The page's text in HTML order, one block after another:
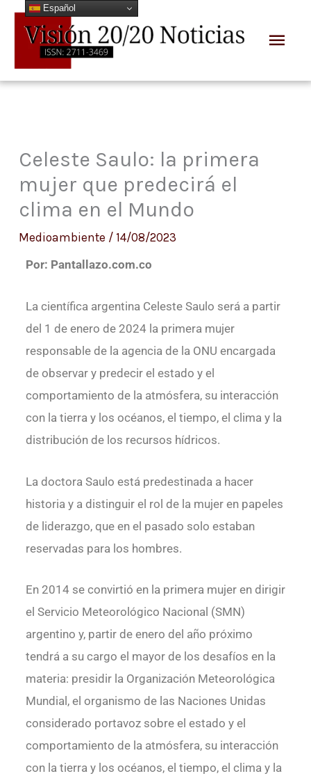
contenido
Celeste Saulo: la primera
mujer que predecirá el
clima en el Mundo
Medioambiente / 14/08/2023
Por: Pantallazo.com.co
La científica argentina Celeste Saulo será a partir
del 1 de enero de 2024 la primera mujer
responsable de la agencia de la ONU encargada
de observar y predecir el estado y el
comportamiento de la atmósfera, su interacción
con la tierra y los océanos, el tiempo, el clima y la
distribución de los recursos hídricos.
La doctora Saulo está predestinada a hacer
historia y a distinguir el rol de la mujer en papeles
de liderazgo, que en el pasado solo estaban
reservadas para los hombres.
En 2014 se convirtió en la primera mujer en dirigir
el Servicio Meteorológico Nacional (SMN)
argentino y, partir de enero del año próximo
tendrá a su cargo el mayor de los desafíos en la
materia: presidir la Organización Meteorológica
Mundial, el organismo de las Naciones Unidas
considerado portavoz sobre el estado y el
comportamiento de la atmósfera, su interacción
con la tierra y los océanos, el tiempo, el clima y la
Español